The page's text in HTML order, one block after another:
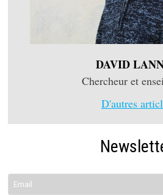
DAVID
Chercheur et
D'autres